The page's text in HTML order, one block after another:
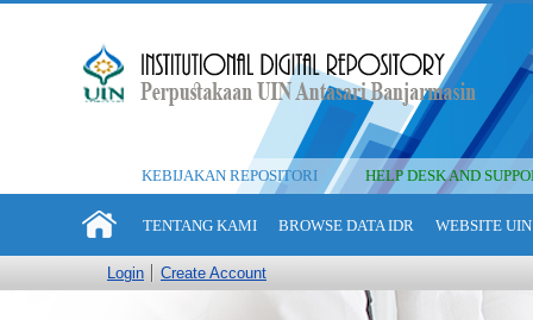
KEBIJAKAN REPOSITORI HELP DESK AND
TENTANG KAMI BROWSE DATA IDR WEBSITE
Login Create Account